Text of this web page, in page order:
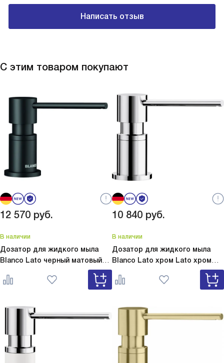
Написать отзыв
С этим товаром покупают
12 570 руб.
В наличии
Дозатор для жидкого мыла
Blanco Lato черный матовый
Lato черный матовый 525789
10 840 руб.
В наличии
Дозатор для жидкого мыла
Blanco Lato хром Lato хром